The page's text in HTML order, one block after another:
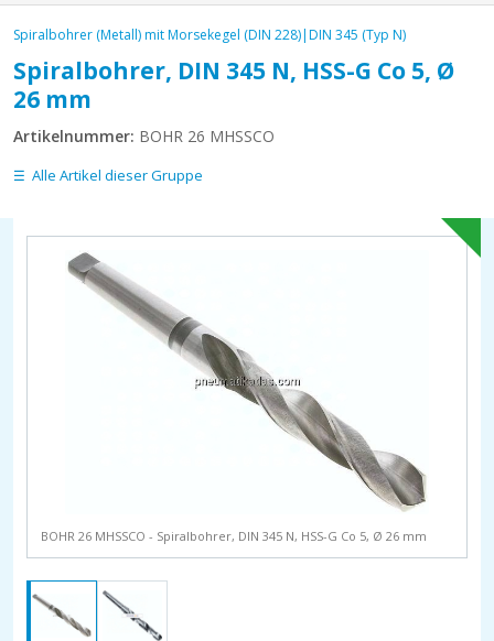
Spiralbohrer (Metall) mit Morsekegel (DIN 228)|DIN 345 (Typ N)
Spiralbohrer, DIN 345 N, HSS-G Co 5, Ø
26 mm
Artikelnummer: BOHR 26 MHSSCO
Alle Artikel dieser Gruppe
BOHR 26 MHSSCO - Spiralbohrer, DIN 345 N, HSS-G Co 5, Ø 26 mm